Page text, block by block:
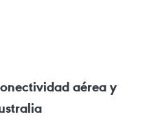
aérea y